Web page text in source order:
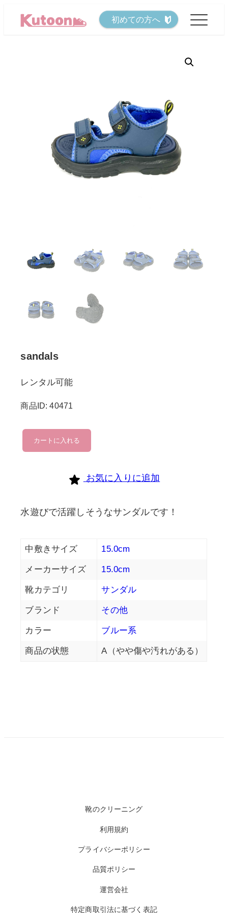
初めての方へ
sandals
レンタル可能
商品ID: 40471
sandals
個
カートに入れる
お気に入りに追加
水遊びで活躍しそうなサンダルです！
中敷きサイズ 15.0cm
メーカーサイズ 15.0cm
靴カテゴリ サンダル
ブランド その他
カラー ブルー系
商品の状態 A（やや傷や汚れがある）
靴のクリーニング
利用規約
プライバシーポリシー
品質ポリシー
運営会社
特定商取引法に基づく表記